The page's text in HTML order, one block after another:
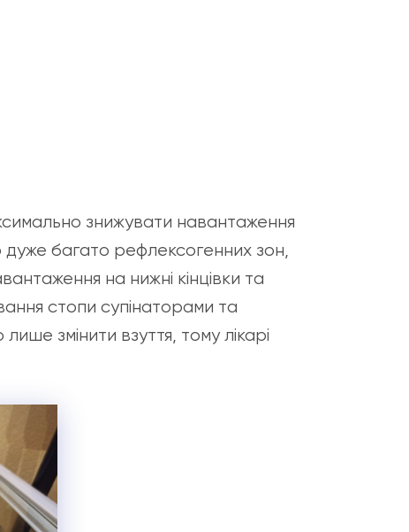
знижувати навантаження
дуже багато рефлексогенних зон,
на нижні кінцівки та
стопи супінаторами та
змінити взуття, тому лікарі